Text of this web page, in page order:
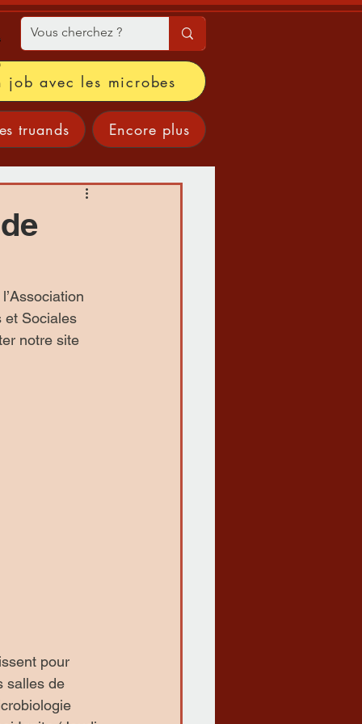
job avec les microbes
truands Encore plus
et Sociales
notre site
pour
salles de